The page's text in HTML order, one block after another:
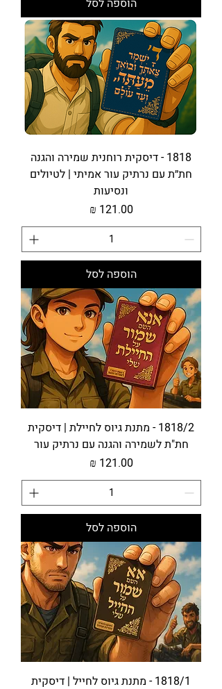
הוספה לסל
1818 - דיסקית רוחנית שמירה והגנה
חת״ת עם נרתיק עור אמיתי | לטיולים
ונסיעות
מחיר
הוספה לסל
1818/2 - מתנת גיוס לחיילת | דיסקית
חת"ת לשמירה והגנה עם נרתיק עור
מחיר
הוספה לסל
1818/1 - מתנת גיוס לחייל | דיסקית